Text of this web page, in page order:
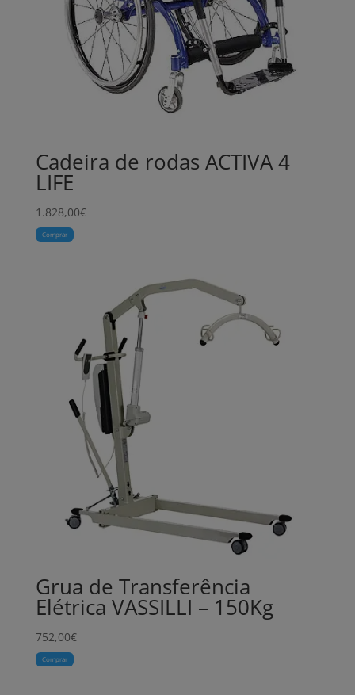
Cadeira de rodas ACTIVA 4
LIFE
1.828,00€
Comprar
Grua de Transferência
Elétrica VASSILLI – 150Kg
752,00€
Comprar